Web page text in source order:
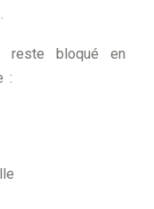
reste bloqué en
: